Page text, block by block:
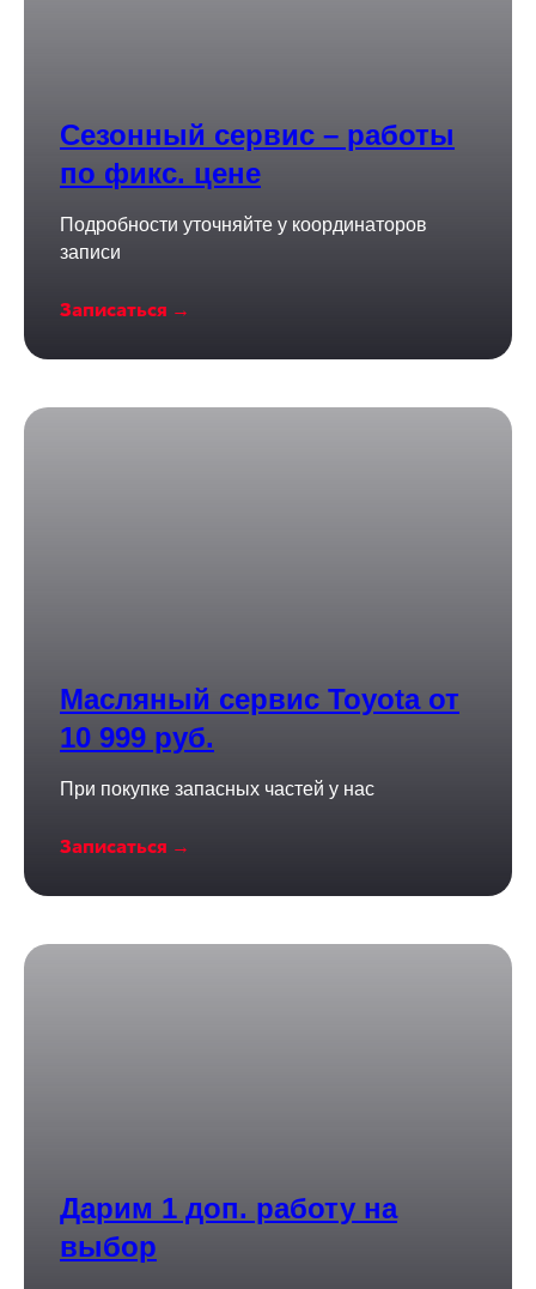
Сезонный сервис – работы
по фикс. цене
Подробности уточняйте у координаторов
записи
Записаться →
Масляный сервис Toyota от
10 999 руб.
При покупке запасных частей у нас
Записаться →
Дарим 1 доп. работу на
выбор